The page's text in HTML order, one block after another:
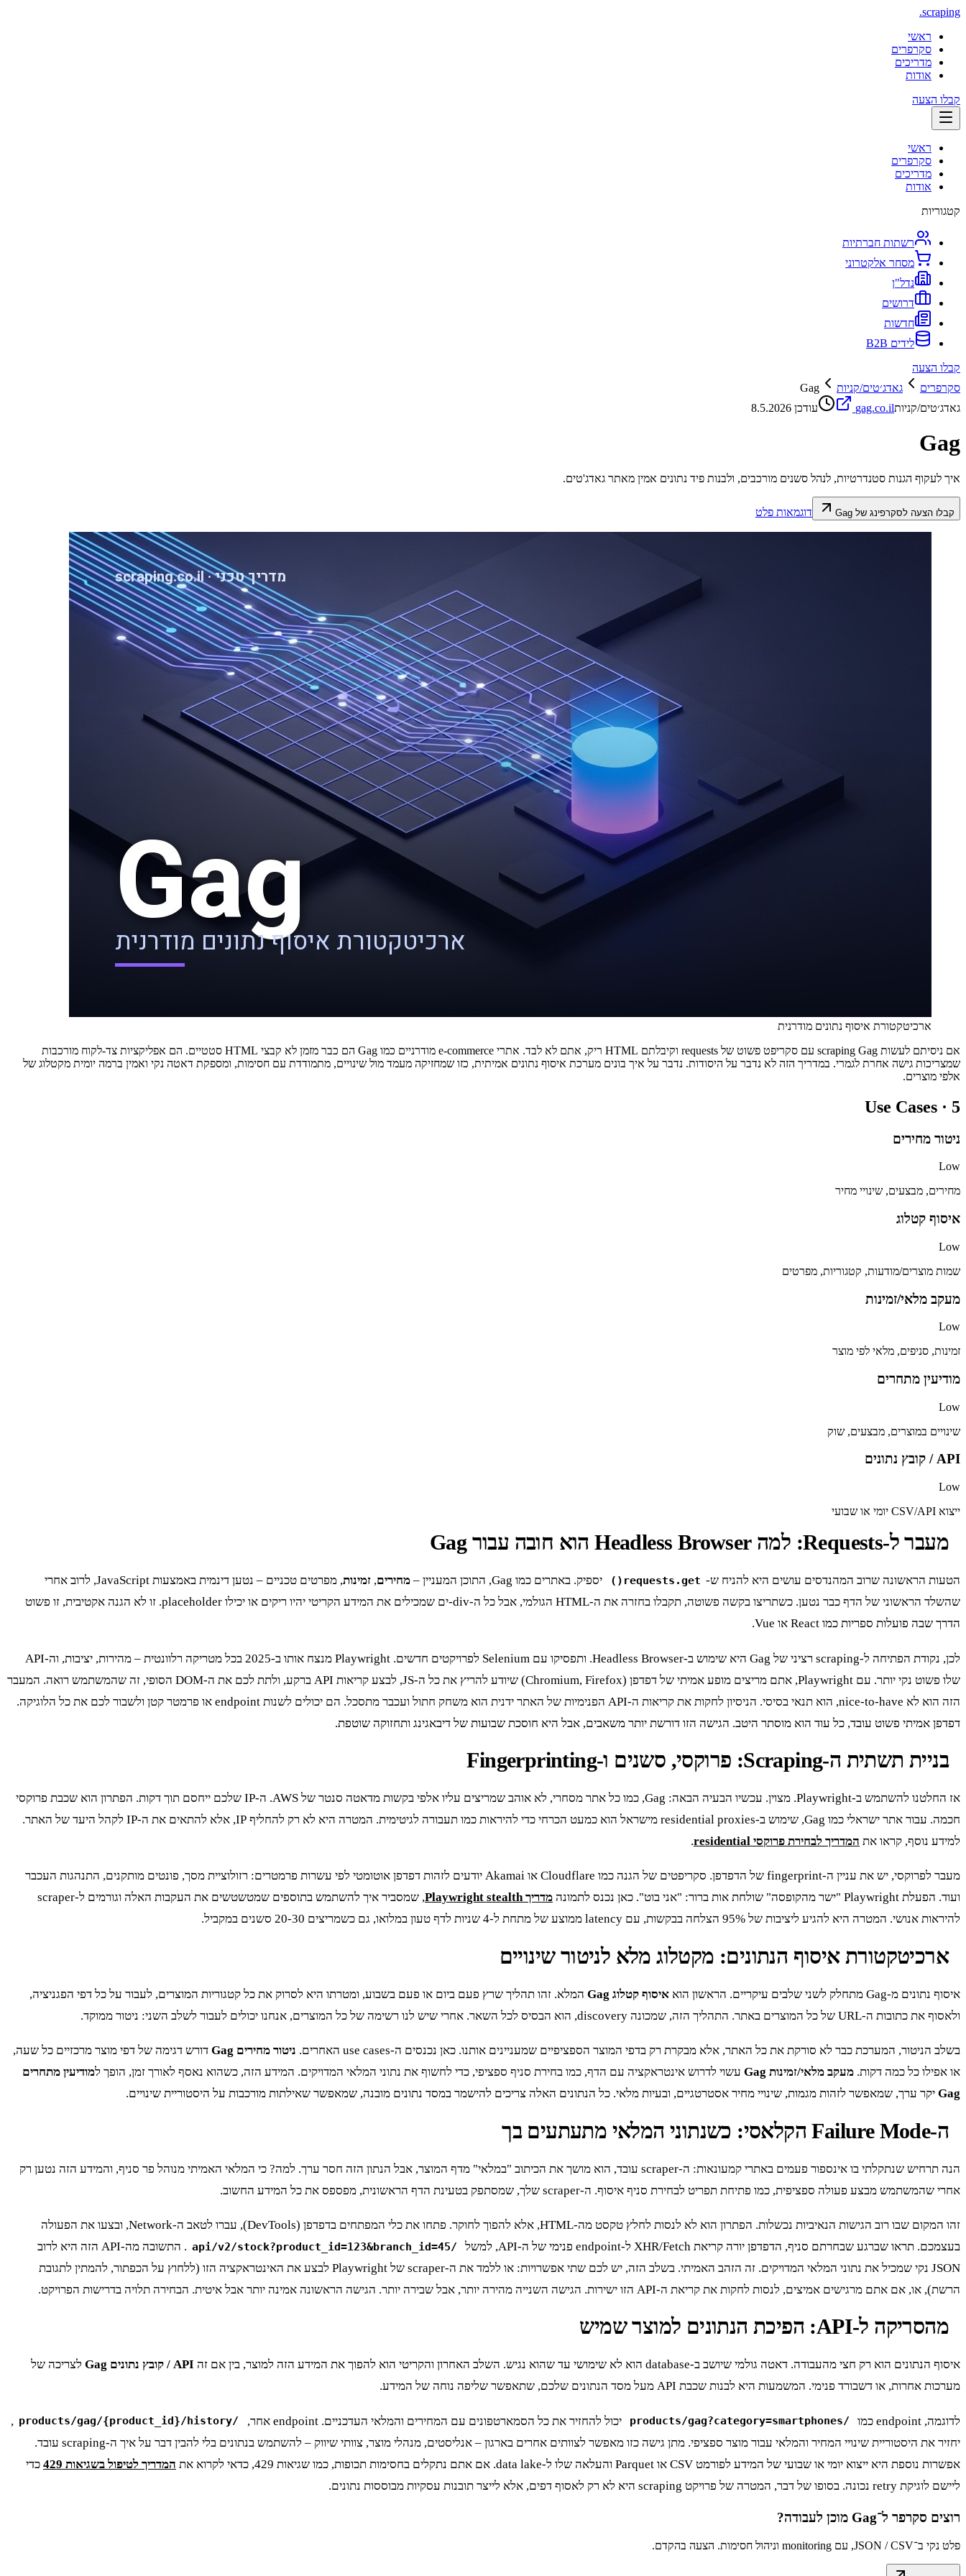
scraping
.
ראשי
סקרפרים
מדריכים
אודות
קבלו הצעה
ראשי
סקרפרים
מדריכים
אודות
קטגוריות
רשתות חברתיות
מסחר אלקטרוני
נדל"ן
דרושים
חדשות
לידים B2B
קבלו הצעה
סקרפרים
גאדג׳טים/קניות
Gag
גאדג׳טים/קניותgag.co.il עודכן 8.5.2026
Gag
איך לעקוף הגנות סטנדרטיות, לנהל סשנים מורכבים, ולבנות פיד נתונים אמין מאתר גאדג'טים.
קבלו הצעה לסקרפינג של Gag דוגמאות פלט
ארכיטקטורת איסוף נתונים מודרנית
אם ניסיתם לעשות scraping Gag עם סקריפט פשוט של requests וקיבלתם HTML ריק, אתם לא לבד. אתרי e-commerce מודרניים כמו Gag הם כבר מזמן לא קבצי HTML סטטיים. הם אפליקציות צד-לקוח מורכבות
שמצריכות גישה אחרת לגמרי. במדריך הזה לא נדבר על היסודות. נדבר על איך בונים מערכת איסוף נתונים אמיתית, כזו שמחזיקה מעמד מול שינויים, מתמודדת עם חסימות, ומספקת דאטה נקי ואמין ברמה יומית מקטלוג של
אלפי מוצרים.
Use Cases · 5
ניטור מחירים
Low
מחירים, מבצעים, שינויי מחיר
איסוף קטלוג
Low
שמות מוצרים/מודעות, קטגוריות, מפרטים
מעקב מלאי/זמינות
Low
זמינות, סניפים, מלאי לפי מוצר
מודיעין מתחרים
Low
שינויים במוצרים, מבצעים, שוק
API / קובץ נתונים
Low
ייצוא CSV/API יומי או שבועי
מעבר ל-Requests: למה Headless Browser הוא חובה עבור Gag
הטעות הראשונה שרוב המהנדסים עושים היא להניח ש- requests.get() יספיק. באתרים כמו Gag, התוכן המעניין – מחירים,זמינות
, מפרטים טכניים – נטען דינמית באמצעות JavaScript, לרוב אחרי
שהשלד הראשוני של הדף כבר נטען. כשתריצו בקשה פשוטה, תקבלו בחזרה את ה-HTML הגולמי, אבל כל ה-div-ים שמכילים את המידע הקריטי יהיו ריקים או יכילו placeholder. זו לא הגנה אקטיבית, זו פשוט
הדרך שבה פועלות ספריות כמו React או Vue.
לכן, נקודת הפתיחה ל-scraping רציני של Gag היא שימוש ב-Headless Browser. ותפסיקו עם Selenium לפרויקטים חדשים. Playwright מנצח אותו ב-2025 בכל מטריקה רלוונטית – מהירות, יציבות, וה-API
שלו פשוט נקי יותר. עם Playwright, אתם מריצים מופע אמיתי של דפדפן (Chromium, Firefox) שיודע להריץ את כל ה-JS, לבצע קריאות API ברקע, ולתת לכם את ה-DOM הסופי, זה שהמשתמש רואה. המעבר
הזה הוא לא nice-to-have, הוא תנאי בסיסי. הניסיון לחקות את קריאות ה-API הפנימיות של האתר ידנית הוא משחק חתול ועכבר מתסכל. הם יכולים לשנות endpoint או פרמטר קטן ולשבור לכם את כל הלוגיקה.
דפדפן אמיתי פשוט עובד, כל עוד הוא מוסתר היטב. הגישה הזו דורשת יותר משאבים, אבל היא חוסכת שבועות של דיבאגינג ותחזוקה שוטפת.
בניית תשתית ה-Scraping: פרוקסי, סשנים ו-Fingerprinting
אז החלטנו להשתמש ב-Playwright. מצוין. עכשיו הבעיה הבאה: Gag, כמו כל אתר מסחרי, לא אוהב שמריצים עליו אלפי בקשות מדאטה סנטר של AWS. ה-IP שלכם ייחסם תוך דקות. הפתרון הוא שכבת פרוקסי
חכמה. עבור אתר ישראלי כמו Gag, שימוש ב-residential proxies מישראל הוא כמעט הכרחי כדי להיראות כמו תעבורה לגיטימית. המטרה היא לא רק להחליף IP, אלא להתאים את ה-IP לקהל היעד של האתר.
למידע נוסף, קראו את המדריך לבחירת פרוקסי residential .
מעבר לפרוקסי, יש את עניין ה-fingerprint של הדפדפן. סקריפטים של הגנה כמו Cloudflare או Akamai יודעים לזהות דפדפן אוטומטי לפי עשרות פרמטרים: רזולוציית מסך, פונטים מותקנים, התנהגות העכבר
ועוד. הפעלת Playwright "ישר מהקופסה" שולחת אות ברור: "אני בוט". כאן נכנס לתמונה
מדריך Playwright stealth
, שמסביר איך להשתמש בתוספים שמטשטשים את העקבות האלה וגורמים ל-scraper
להיראות אנושי. המטרה היא להגיע ליציבות של 95% הצלחה בבקשות, עם latency ממוצע של מתחת ל-4 שניות לדף טעון במלואו, גם כשמריצים 20-30 סשנים במקביל.
ארכיטקטורת איסוף הנתונים: מקטלוג מלא לניטור שינויים
איסוף נתונים מ-Gag מתחלק לשני שלבים עיקריים. הראשון הוא איסוף קטלוג Gag
המלא. זהו תהליך שרץ פעם ביום או פעם בשבוע, ומטרתו היא לסרוק את כל קטגוריות המוצרים, לעבור על כל דפי הפגניציה,
ולאסוף את כתובות ה-URL של כל המוצרים באתר. התהליך הזה, שמכונה discovery, הוא הבסיס לכל השאר. אחרי שיש לנו רשימה של כל המוצרים, אנחנו יכולים לעבור לשלב השני: ניטור ממוקד.
בשלב הניטור, המערכת כבר לא סורקת את כל האתר, אלא מבקרת רק בדפי המוצר הספציפיים שמעניינים אותנו. כאן נכנסים ה-use cases האחרים. ניטור מחירים Gag
דורש דגימה של דפי מוצר מרכזיים כל שעה,
או אפילו כל כמה דקות. מעקב מלאי/זמינות Gag עשוי לדרוש אינטראקציה עם הדף, כמו בחירת סניף ספציפי, כדי לחשוף את נתוני המלאי המדויקים. המידע הזה, כשהוא נאסף לאורך זמן, הופך למודיעין מתחרים
Gag יקר ערך, שמאפשר לזהות מגמות, שינויי מחיר אסטרטגיים, ובעיות מלאי. כל הנתונים האלה צריכים להישמר במסד נתונים מובנה, שמאפשר שאילתות מורכבות על היסטוריית שינויים.
ה-Failure Mode הקלאסי: כשנתוני המלאי מתעתעים בך
הנה תרחיש שנתקלתי בו אינספור פעמים באתרי קמעונאות: ה-scraper עובד, הוא מושך את הכיתוב "במלאי" מדף המוצר, אבל הנתון הזה חסר ערך. למה? כי המלאי האמיתי מנוהל פר סניף, והמידע הזה נטען רק
אחרי שהמשתמש מבצע פעולה ספציפית, כמו פתיחת תפריט לבחירת סניף איסוף. ה-scraper שלך, שמסתפק בטעינת הדף הראשונית, מפספס את כל המידע החשוב.
זהו המקום שבו רוב הגישות הנאיביות נכשלות. הפתרון הוא לא לנסות לחלץ טקסט מה-HTML, אלא להפוך לחוקר. פתחו את כלי המפתחים בדפדפן (DevTools), עברו לטאב ה-Network, ובצעו את הפעולה
בעצמכם. תראו שברגע שבחרתם סניף, הדפדפן יורה קריאת XHR/Fetch ל-endpoint פנימי של ה-API, למשל
/api/v2/stock?product_id=123&branch_id=45
. התשובה מה-API הזה היא לרוב
JSON נקי שמכיל את נתוני המלאי המדויקים. זה הזהב האמיתי. בשלב הזה, יש לכם שתי אפשרויות: או ללמד את ה-scraper של Playwright לבצע את האינטראקציה הזו (ללחוץ על הכפתור, להמתין לתגובת
הרשת), או, אם אתם מרגישים אמיצים, לנסות לחקות את קריאת ה-API הזו ישירות. הגישה השנייה מהירה יותר, אבל שבירה יותר. הגישה הראשונה אמינה יותר אבל איטית. הבחירה תלויה בדרישות הפרויקט.
מהסריקה ל-API: הפיכת הנתונים למוצר שמיש
איסוף הנתונים הוא רק חצי מהעבודה. דאטה גולמי שיושב ב-database הוא לא שימושי עד שהוא נגיש. השלב האחרון והקריטי הוא להפוך את המידע הזה למוצר, בין אם זה API / קובץ נתונים Gag
לצריכה של
מערכות אחרות, או דשבורד פנימי. המשמעות היא לבנות שכבת API מעל מסד הנתונים שלכם, שתאפשר שליפה נוחה של המידע.
לדוגמה, endpoint כמו /products/gag?category=smartphones יכול להחזיר את כל הסמארטפונים עם המחירים והמלאי העדכניים. endpoint אחר, /products/gag/{product_id}/history
,
יחזיר את היסטוריית שינויי המחיר והמלאי עבור מוצר ספציפי. מתן גישה כזו מאפשר לצוותים אחרים בארגון – אנליסטים, מנהלי מוצר, צוותי שיווק – להשתמש בנתונים בלי להבין דבר על איך ה-scraping עובד.
אפשרות נוספת היא ייצוא יומי או שבועי של המידע לפורמט CSV או Parquet והעלאה שלו ל-data lake. אם אתם נתקלים בחסימות תכופות, כמו שגיאות 429, כדאי לקרוא את
המדריך לטיפול בשגיאות 429
כדי
ליישם לוגיקת retry נכונה. בסופו של דבר, המטרה של פרויקט scraping היא לא רק לאסוף דפים, אלא לייצר תובנות עסקיות מבוססות נתונים.
רוצים סקרפר ל־Gag מוכן לעבודה?
פלט נקי ב־JSON / CSV, עם monitoring וניהול חסימות. הצעה בהקדם.